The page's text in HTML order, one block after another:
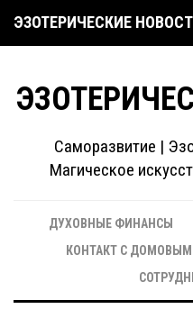
ЭЗОТЕРИЧЕСКИЕ
Саморазвитие |
Магическое
ДУХОВНЫЕ ФИНАНСЫ
КОНТАКТ С ДОМОВЫМ